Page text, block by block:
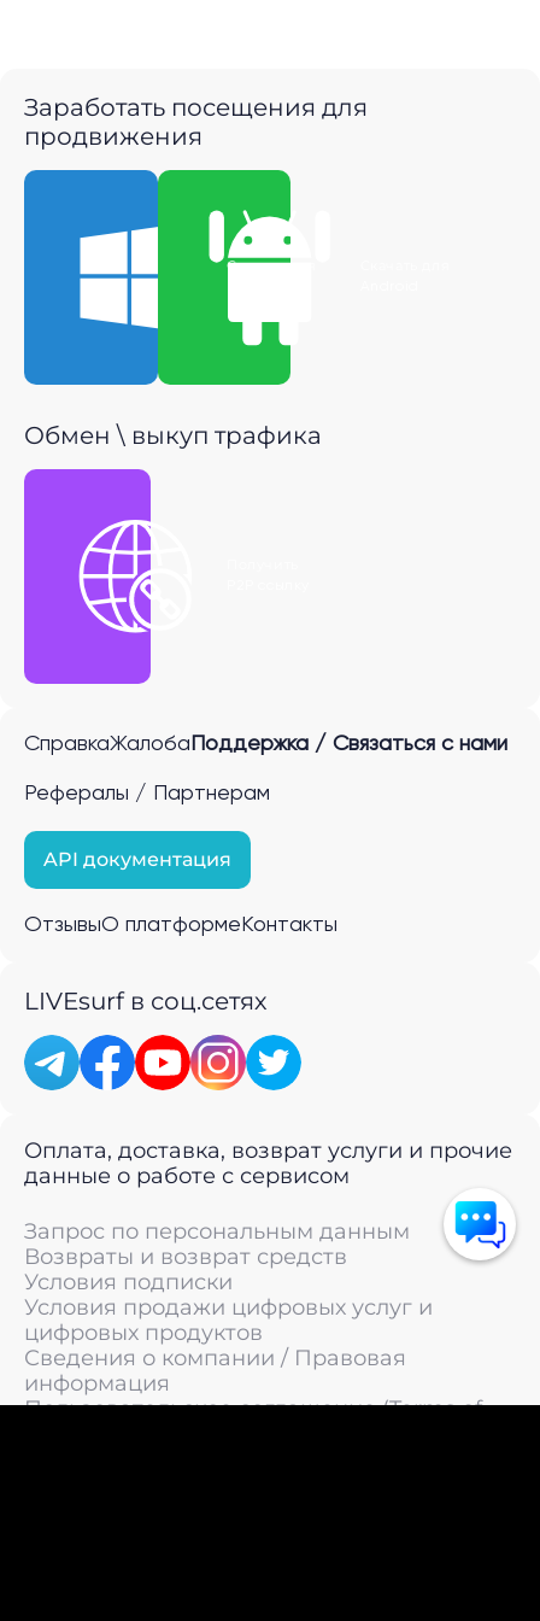
Заработать посещения для
продвижения
Скачать для
Обмен \ выкуп трафика
СправкаЖалоба Поддержка / Связаться с нами
Рефералы / Партнерам
API документация
ОтзывыО платформе Контакты
LIVEsurf в соц.сетях
Оплата, доставка, возврат услуги и прочие
данные о работе с сервисом
Запрос по персональным данным
Возвраты и возврат средств
Условия подписки
Условия продажи цифровых услуг и
цифровых продуктов
Сведения о компании / Правовая
информация
Пользовательское соглашение (Terms of